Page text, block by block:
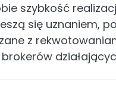
szybkość
się uznaniem,
z